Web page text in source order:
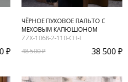
₽
ЧЁРНОЕ ПУХОВОЕ ПАЛЬТО С
МЕХОВЫМ КАПЮШОНОМ
ZZX-1068-2-110-CH-L
48 500 ₽
38 500 ₽